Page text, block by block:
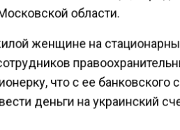
области.
женщине на
что с ее банковского
деньги на украинский